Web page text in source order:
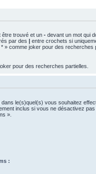
être trouvé et un - devant un mot qui
par des | entre crochets si
» comme joker pour des recherches
pour des recherches partielles.
le(s)quel(s) vous souhaitez
inclus si vous ne désactivez pas
».
: